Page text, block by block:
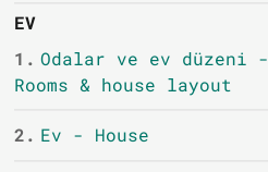
EV
1. Odalar ve ev düzeni -
Rooms & house layout
2. Ev - House